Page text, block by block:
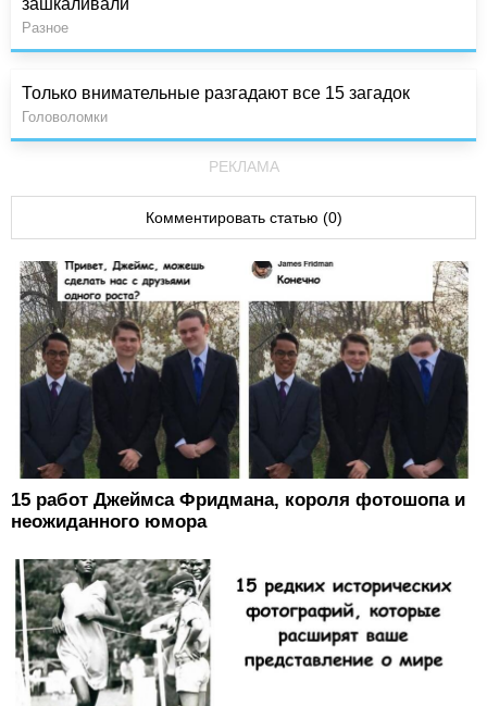
зашкаливали
Разное
Только внимательные разгадают все 15 загадок
Головоломки
РЕКЛАМА
Комментировать статью (0)
15 работ Джеймса Фридмана, короля фотошопа и
неожиданного юмора